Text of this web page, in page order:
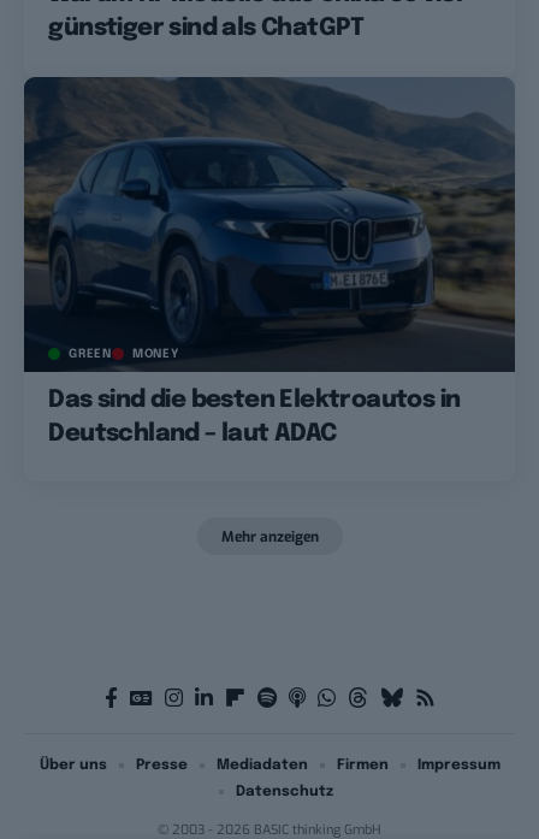
günstiger sind als ChatGPT
GREEN MONEY
Das sind die besten Elektroautos in
Deutschland – laut ADAC
Mehr anzeigen
© 2003 - 2026 BASIC thinking GmbH
Über uns Presse Mediadaten Firmen
Impressum
Datenschutz